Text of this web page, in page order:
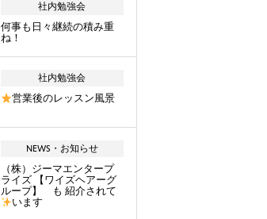
社内勉強会
何事も日々継続の積み重
ね！
社内勉強会
営業後のレッスン風景
NEWS・お知らせ
（株）ジーマエンタープ
ライズ 【ワイズヘアーグ
ループ】 も 紹介されて
います